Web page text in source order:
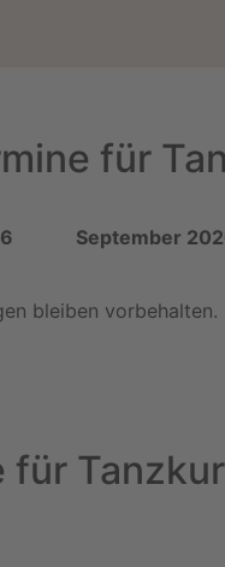
für
September
bleiben vorbehalten.
für